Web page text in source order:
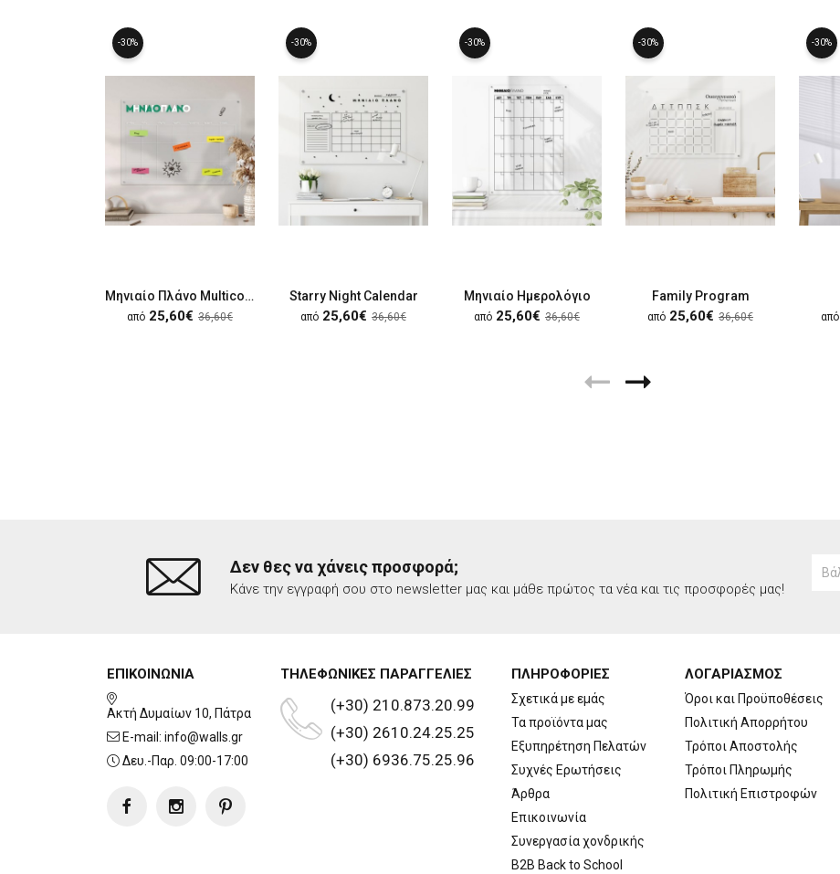
-30%
Μηνιαίο Πλάνο Multicolor
από 25,60€ 36,60€
-30%
Starry Night Calendar
από 25,60€ 36,60€
-30%
Μηνιαίο Ημερολόγιο
από 25,60€ 36,60€
-30%
Family Program
από 25,60€ 36,60€
-30%
από
Δεν θες να χάνεις προσφορά;
Κάνε την εγγραφή σου στο newsletter μας και μάθε πρώτος τα νέα και τις προσφορές μας!
ΕΠΙΚΟΙΝΩΝΙΑ
Ακτή Δυμαίων 10, Πάτρα
E-mail: info@walls.gr
Δευ.-Παρ. 09:00-17:00
ΤΗΛΕΦΩΝΙΚΕΣ ΠΑΡΑΓΓΕΛΙΕΣ
(+30) 210.873.20.99
(+30) 2610.24.25.25
(+30) 6936.75.25.96
ΠΛΗΡΟΦΟΡΙΕΣ
Σχετικά με εμάς
Τα προϊόντα μας
Εξυπηρέτηση Πελατών
Συχνές Ερωτήσεις
Άρθρα
Επικοινωνία
Συνεργασία χονδρικής
B2B Back to School
ΛΟΓΑΡΙΑΣΜΟΣ
Όροι και Προϋποθέσεις
Πολιτική Απορρήτου
Τρόποι Αποστολής
Τρόποι Πληρωμής
Πολιτική Επιστροφών